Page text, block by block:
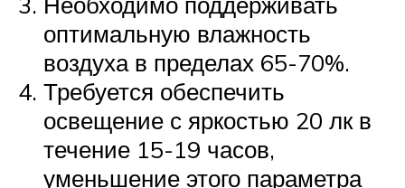
оптимальную влажность
воздуха в пределах 65-70%.
Требуется обеспечить
освещение с яркостью 20 лк в
течение 15-19 часов,
уменьшение этого параметра